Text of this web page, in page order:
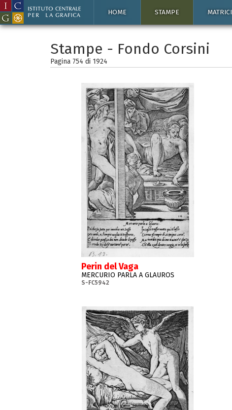
HOME STAMPE MATRICI
Stampe - Fondo Corsini
Pagina 754 di 1924
Perin del Vaga
MERCURIO PARLA A GLAUROS
S-FC5942